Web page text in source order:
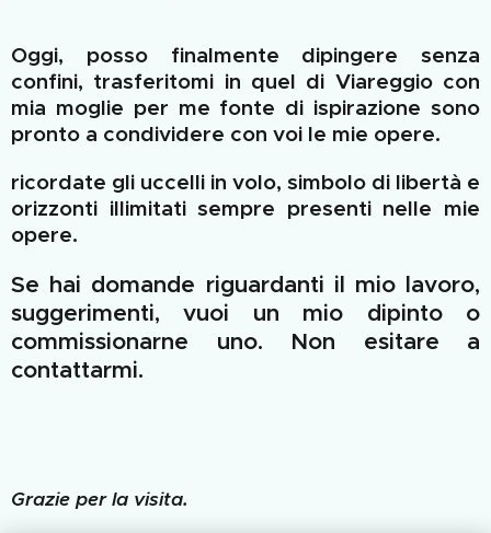
Oggi, posso finalmente dipingere senza
confini, trasferitomi in quel di Viareggio con
mia moglie per me fonte di ispirazione sono
pronto a condividere con voi le mie opere.
ricordate gli uccelli in volo, simbolo di libertà e
orizzonti illimitati sempre presenti nelle mie
opere.
Se hai domande riguardanti il mio lavoro,
suggerimenti, vuoi un mio dipinto o
commissionarne uno. Non esitare a
contattarmi.
Grazie per la visita.